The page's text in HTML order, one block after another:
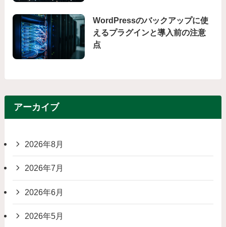
WordPressのバックアップに使
えるプラグインと導入前の注意
点
アーカイブ
2026年8月
2026年7月
2026年6月
2026年5月